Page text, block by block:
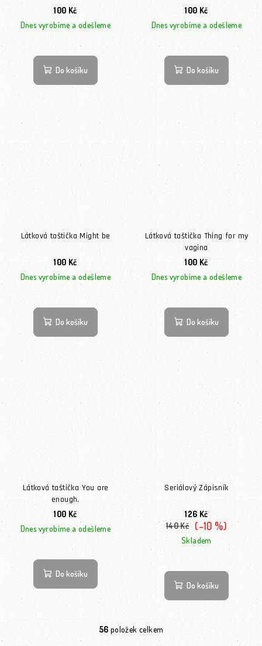
100 Kč
Dnes vyrobíme a odešleme
Do košíku
100 Kč
Dnes vyrobíme a odešleme
Do košíku
Látková taštička Might be
100 Kč
Dnes vyrobíme a odešleme
Do košíku
Látková taštička Thing for my
vagina
100 Kč
Dnes vyrobíme a odešleme
Do košíku
Látková taštička You are
enough.
100 Kč
Dnes vyrobíme a odešleme
Do košíku
Seriálový Zápisník
126 Kč
140 Kč
(–10 %)
Skladem
Do košíku
Ovládací prvky výpisu
56 položek celkem